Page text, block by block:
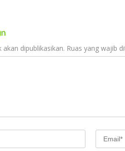
dipublikasikan. Ruas yang wajib